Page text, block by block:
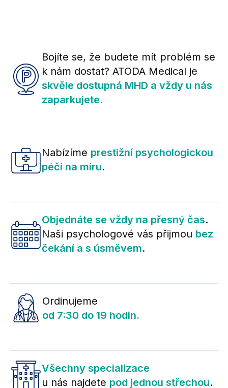
Bojíte se, že budete mít problém se
k nám dostat? ATODA Medical je
skvěle dostupná MHD a vždy u nás
zaparkujete.
Nabízíme prestižní psychologickou
péči na míru.
Objednáte se vždy na přesný čas.
Naši psychologové vás přijmou bez
čekání a s úsměvem.
Ordinujeme
od 7:30 do 19 hodin.
Všechny specializace
u nás najdete pod jednou střechou.